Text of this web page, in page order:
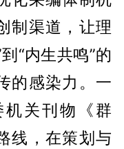
制渠道，让理
“内生共鸣”的
的感染力。一
关刊物《群
线，在策划与